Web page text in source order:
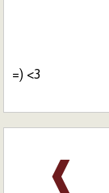
=) <3
❰